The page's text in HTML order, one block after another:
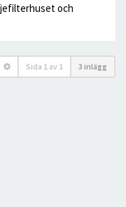
och
Sida 1 av 1 3 inlägg